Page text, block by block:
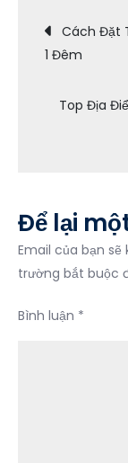
Yên
Tử
Ngày
Gì?
Điều
bài
Cách Đặt
1 Đêm
Top Địa
Để lại
Email của bạn
trường bắt buộc
Bình luận *